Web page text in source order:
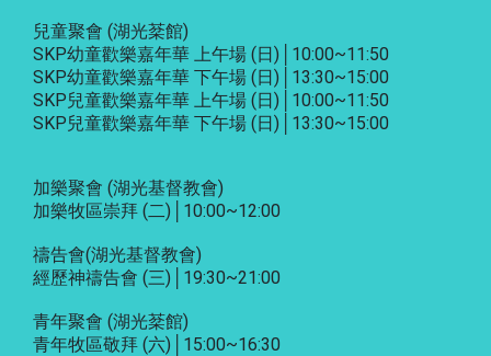
兒童聚會 (湖光棻館)
SKP幼童歡樂嘉年華 上午場 (日)│10:00~11:50
SKP幼童歡樂嘉年華 下午場 (日)│13:30~15:00
SKP兒童歡樂嘉年華 上午場 (日)│10:00~11:50
SKP兒童歡樂嘉年華 下午場 (日)│13:30~15:00
加樂聚會 (湖光基督教會)
加樂牧區崇拜 (二)│10:00~12:00
禱告會(湖光基督教會)
經歷神禱告會 (三)│19:30~21:00
青年聚會 (湖光棻館)
青年牧區敬拜 (六)│15:00~16:30